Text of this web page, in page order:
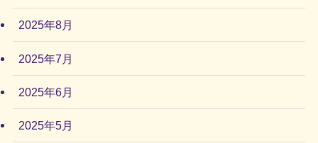
2025年8月
2025年7月
2025年6月
2025年5月